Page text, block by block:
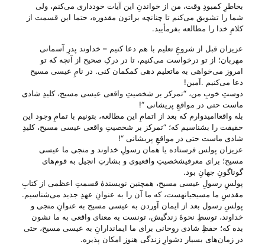
بخاطرِ کمبودِ وقت، من از خواندنِ این آیات خودداری می‌‌کنم، ولی‌
شما را تشویق می‌‌کنم تا چنانچه براتون مقدوره، حتما این قسمت از
کلامِ خدا را مطالعه بفرمأیید.
عزیزان قبل از شروعِ تعلیم با هم دعا کنیم – خداوند پدرِ آسمانی
مهربان؛ از تو درخواست می‌‌کنیم، تا در درکِ صحیح از آنچه که تو
امروز می‌‌خواهی به ماتعلیم دهی کمکمان کنی. در نامِ عیسی مسیح
دعا می‌‌کنیم .آمین!
دوستِ خوبِ من، “تمرکز بر شخصیتِ واقعی عیسی مسیح، کلیدِ شادی
ماست حتی در مواقعِ پریشانی “!
بله واقعاامیدوارم که بعد از اتمامِ این مطالعه، بتونیم با تمامِ وجود این
حقیقت را بشناسیم که؛ “تمرکز بر شخصیتِ واقعی عیسی مسیح، کلیدِ
شادی ماست حتی در مواقعِ پریشانی “!
عزیزان پولس فرستاده یا همان رسولِ خداوند و منجی ما عیسی
مسیح؛ برای معرفیشخصیتِ واقعیوی و بشارتِ انجیل به قوم‌های
گوناگونِ جهانِ بود.
پولسِ رسولِ عیسی مسیح، همچنین نویسندهٔ قسمتِ اعظمی از کتابِ
مقدسِ ما مسیحیانهست، که ما آن را به عنوانِ عهدِ جدید می‌‌شناسیم.
پولسِ رسول بعد از ایمان آوردن به عیسی مسیح به عنوانِ منجی و
خداوند، توسطِ نحوهٔ زندگیش، تونست به معنای واقعی به ما نشون
بده که؛ حفظِ شادی روحانی برای ما ایماندارانِ به عیسی مسیح، حتی
در زمان‌های بسیار دشوارِ زندگی هنوز امکان پذیره.